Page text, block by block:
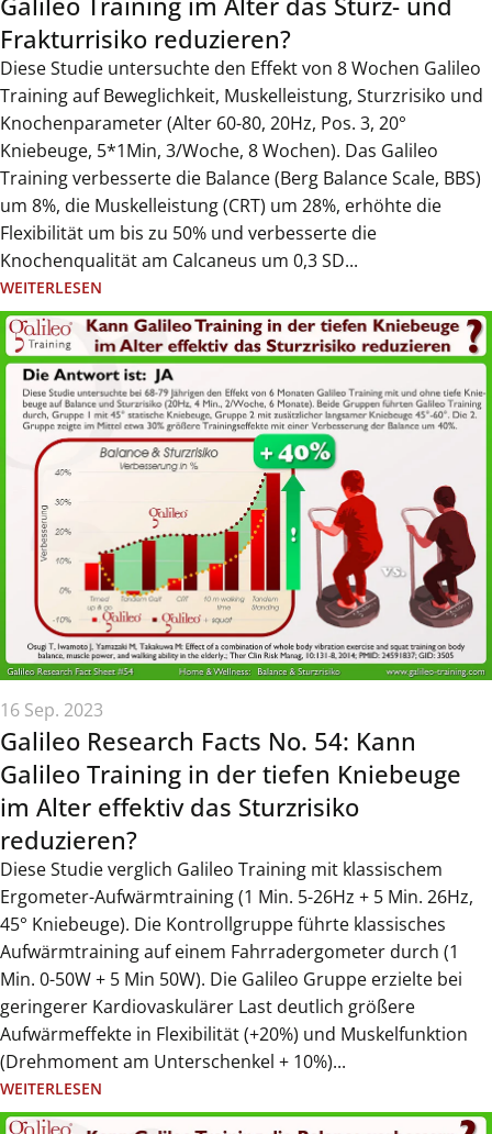
Frakturrisiko reduzieren?
Diese Studie untersuchte den Effekt von 8 Wochen Galileo
Training auf Beweglichkeit, Muskelleistung, Sturzrisiko und
Knochenparameter (Alter 60-80, 20Hz, Pos. 3, 20°
Kniebeuge, 5*1Min, 3/Woche, 8 Wochen). Das Galileo
Training verbesserte die Balance (Berg Balance Scale, BBS)
um 8%, die Muskelleistung (CRT) um 28%, erhöhte die
Flexibilität um bis zu 50% und verbesserte die
Knochenqualität am Calcaneus um 0,3 SD...
WEITERLESEN
16 Sep. 2023
Galileo Research Facts No. 54: Kann
Galileo Training in der tiefen Kniebeuge
im Alter effektiv das Sturzrisiko
reduzieren?
Diese Studie verglich Galileo Training mit klassischem
Ergometer-Aufwärmtraining (1 Min. 5-26Hz + 5 Min. 26Hz,
45° Kniebeuge). Die Kontrollgruppe führte klassisches
Aufwärmtraining auf einem Fahrradergometer durch (1
Min. 0-50W + 5 Min 50W). Die Galileo Gruppe erzielte bei
geringerer Kardiovaskulärer Last deutlich größere
Aufwärmeffekte in Flexibilität (+20%) und Muskelfunktion
(Drehmoment am Unterschenkel + 10%)...
WEITERLESEN